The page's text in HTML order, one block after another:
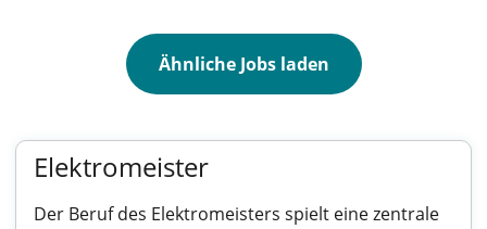
Ähnliche Jobs laden
Elektromeister
Der Beruf des Elektromeisters spielt eine zentrale